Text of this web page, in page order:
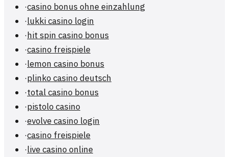
·casino bonus ohne einzahlung
·lukki casino login
·hit spin casino bonus
·casino freispiele
·lemon casino bonus
·plinko casino deutsch
·total casino bonus
·pistolo casino
·evolve casino login
·casino freispiele
·live casino online